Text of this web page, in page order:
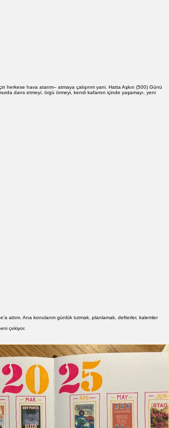
hava atarım– atmaya çalışırım yani. Hatta Aşkın (500) Günü
dans etmeyi, örgü örmeyi, kendi kafamın içinde yaşamayı, yeni
attım. Ana konularım günlük tutmak, planlamak, defterler, kalemler
çekiyor.